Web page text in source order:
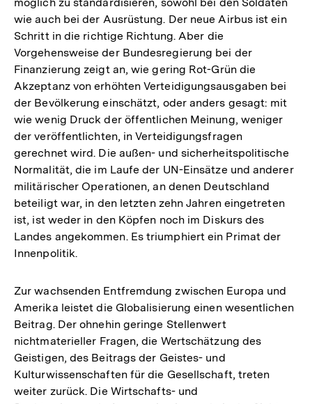
wie auch bei der Ausrüstung. Der neue Airbus ist ein
Schritt in die richtige Richtung. Aber die
Vorgehensweise der Bundesregierung bei der
Finanzierung zeigt an, wie gering Rot-Grün die
Akzeptanz von erhöhten Verteidigungsausgaben bei
der Bevölkerung einschätzt, oder anders gesagt: mit
wie wenig Druck der öffentlichen Meinung, weniger
der veröffentlichten, in Verteidigungsfragen
gerechnet wird. Die außen- und sicherheitspolitische
Normalität, die im Laufe der UN-Einsätze und anderer
militärischer Operationen, an denen Deutschland
beteiligt war, in den letzten zehn Jahren eingetreten
ist, ist weder in den Köpfen noch im Diskurs des
Landes angekommen. Es triumphiert ein Primat der
Innenpolitik.
Zur wachsenden Entfremdung zwischen Europa und
Amerika leistet die Globalisierung einen wesentlichen
Beitrag. Der ohnehin geringe Stellenwert
nichtmaterieller Fragen, die Wertschätzung des
Geistigen, des Beitrags der Geistes- und
Kulturwissenschaften für die Gesellschaft, treten
weiter zurück. Die Wirtschafts- und